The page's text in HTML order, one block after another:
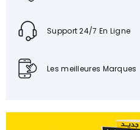
Support 24/7 En Ligne
Les meilleures Marques